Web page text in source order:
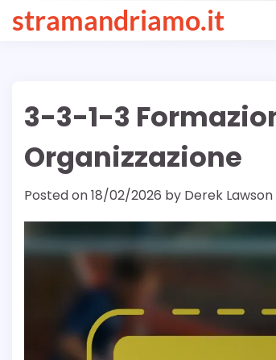
stramandriamo.it
3-3-1-3
Organizzazione
Posted on18/02/2026 by Derek Lawson